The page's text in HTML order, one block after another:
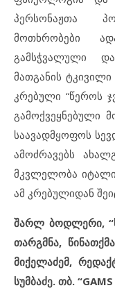
პერსონაჟთა
მოთხრობები
გამსჭვალული
მათგანის
კრებული “წეროს
გამოქვეყნებული
საავადმყოფოს
ამოძრავებს
მკვლელობა
ამ კრებულიდან
შარლ ბოდლერი,
თარგმნა,
მიქელაძემ,
სუმბაძე. თბ.